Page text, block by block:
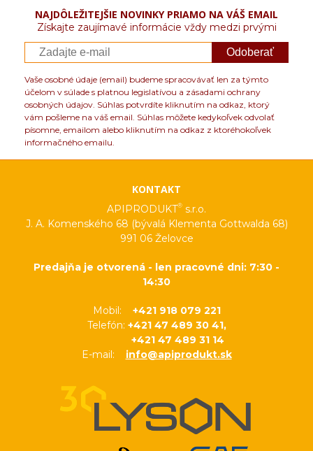
NAJDÔLEŽITEJŠIE NOVINKY PRIAMO NA VÁŠ EMAIL
Získajte zaujímavé informácie vždy medzi prvými
Odoberať
Vaše osobné údaje (email) budeme spracovávať len za týmto
účelom v súlade s platnou legislatívou a zásadami ochrany
osobných údajov. Súhlas potvrdíte kliknutím na odkaz, ktorý
vám pošleme na váš email. Súhlas môžete kedykoľvek odvolať
písomne, emailom alebo kliknutím na odkaz z ktoréhokoľvek
informačného emailu.
KONTAKT
APIPRODUKT® s.r.o.
J. A. Komenského 68 (bývalá Klementa Gottwalda 68)
991 06 Želovce
Predajňa je otvorená - len pracovné dni: 7:30 -
14:30
Mobil: +421 918 079 221
Telefón: +421 47 489 30 41,
+421 47 489 31 14
E-mail: info@apiprodukt.sk